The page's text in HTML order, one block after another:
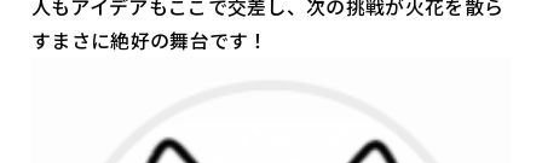
人もアイデアもここで交差し、次の挑戦が火花を散ら
す――まさに絶好の舞台です！